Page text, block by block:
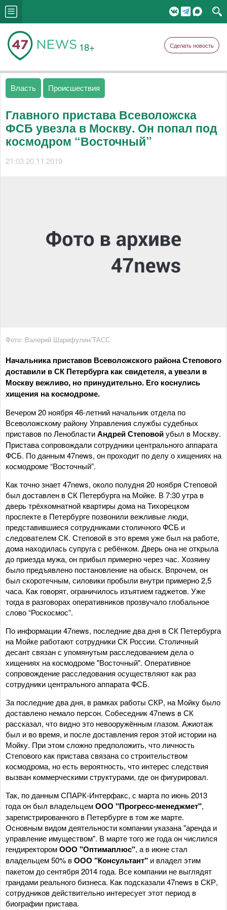
18+ Сделать новость
Власть Происшествия
Главного пристава Всеволожска
ФСБ увезла в Москву. Он попал под
космодром “Восточный”
21:03 20.11.2019
Фото: Валерий Шарифулин/ТАСС
Начальника приставов Всеволожского района Степового
доставили в СК Петербурга как свидетеля, а увезли в
Москву вежливо, но принудительно. Его коснулись
хищения на космодроме.
Вечером 20 ноября 46-летний начальник отдела по
Всеволожскому району Управления службы судебных
приставов по ЛенобластиАндрей Степовойубыл в Москву.
Пристава сопровождали сотрудники центрального аппарата
ФСБ. По данным 47news, он проходит по делу о хищениях на
космодроме “Восточный”.
Как точно знает 47news, около полудня 20 ноября Степовой
был доставлен в СК Петербурга на Мойке. В 7:30 утра в
дверь трёхкомнатной квартиры дома на Тихорецком
проспекте в Петербурге позвонили вежливые люди,
представившиеся сотрудниками столичного ФСБ и
следователем СК. Степовой в это время уже был на работе,
дома находилась супруга с ребёнком. Дверь она не открыла
до приезда мужа, он прибыл примерно через час. Хозяину
было предъявлено постановление на обыск. Впрочем, он
был скоротечным, силовики пробыли внутри примерно 2,5
часа. Как говорят, ограничилось изъятием гаджетов. Уже
тогда в разговорах оперативников прозвучало глобальное
слово “Роскосмос”.
По информации 47news, последние два дня в СК Петербурга
на Мойке работают сотрудники СК России. Столичный
десант связан с упомянутым расследованием дела о
хищениях на космодроме "Восточный". Оперативное
сопровождение расследования осуществляют как раз
сотрудники центрального аппарата ФСБ.
За последние два дня, в рамках работы СКР, на Мойку было
доставлено немало персон. Собеседник 47news в СК
рассказал, что видно это невооружённым глазом. Ажиотаж
был и во время, и после доставления героя этой истории на
Мойку. При этом сложно предположить, что личность
Степового как пристава связана со строительством
космодрома, но есть вероятность, что интерес следствия
вызван коммерческими структурами, где он фигурировал.
Так, по данным СПАРК-Интерфакс, с марта по июнь 2013
года он был владельцемООО "Прогресс-менеджмет",
зарегистрированного в Петербурге в том же марте.
Основным видом деятельности компании указана "аренда и
управление имуществом". В марте того же года он числился
гендиректоромООО "Оптимаплюс", а в июне стал
владельцем 50% вООО "Консультант" и владел этим
пакетом до сентября 2014 года. Все компании не выглядят
грандами реального бизнеса. Как подсказали 47news в СКР,
сотрудников действительно интересует этот период в
биографии пристава.